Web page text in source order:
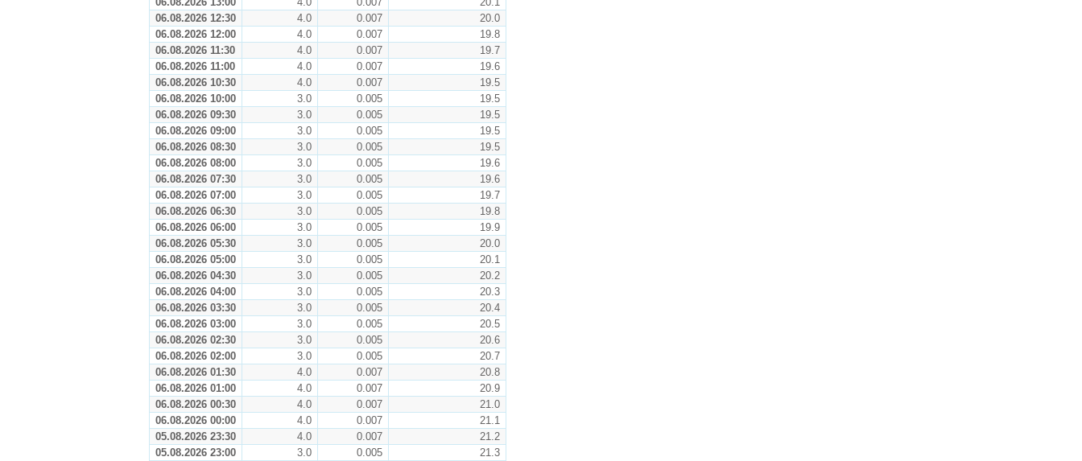
06.08.2026 12:30
4.0 0.007
20.0
06.08.2026 12:00
4.0 0.007
19.8
06.08.2026 11:30
4.0 0.007
19.7
06.08.2026 11:00
4.0 0.007
19.6
06.08.2026 10:30
4.0 0.007
19.5
06.08.2026 10:00
3.0 0.005
19.5
06.08.2026 09:30
3.0 0.005
19.5
06.08.2026 09:00
3.0 0.005
19.5
06.08.2026 08:30
3.0 0.005
19.5
06.08.2026 08:00
3.0 0.005
19.6
06.08.2026 07:30
3.0 0.005
19.6
06.08.2026 07:00
3.0 0.005
19.7
06.08.2026 06:30
3.0 0.005
19.8
06.08.2026 06:00
3.0 0.005
19.9
06.08.2026 05:30
3.0 0.005
20.0
06.08.2026 05:00
3.0 0.005
20.1
06.08.2026 04:30
3.0 0.005
20.2
06.08.2026 04:00
3.0 0.005
20.3
06.08.2026 03:30
3.0 0.005
20.4
06.08.2026 03:00
3.0 0.005
20.5
06.08.2026 02:30
3.0 0.005
20.6
06.08.2026 02:00
3.0 0.005
20.7
06.08.2026 01:30
4.0 0.007
20.8
06.08.2026 01:00
4.0 0.007
20.9
06.08.2026 00:30
4.0 0.007
21.0
06.08.2026 00:00
4.0 0.007
21.1
05.08.2026 23:30
4.0 0.007
21.2
05.08.2026 23:00
3.0 0.005
21.3